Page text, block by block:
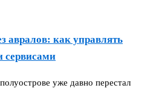
авралов: как управлять
сервисами
уже давно перестал